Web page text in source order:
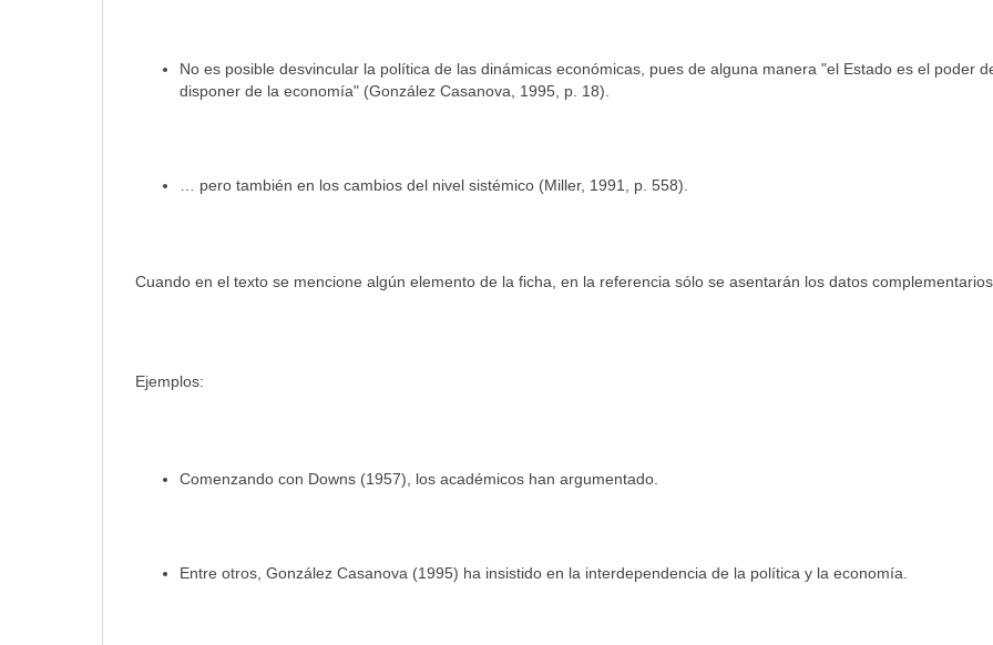
No es posible desvincular la política de las dinámicas económicas, pues de alguna manera "el Estado es el poder
disponer de la economía" (González Casanova, 1995, p. 18).
… pero también en los cambios del nivel sistémico (Miller, 1991, p. 558).
Cuando en el texto se mencione algún elemento de la ficha, en la referencia sólo se asentarán los datos
Ejemplos:
Comenzando con Downs (1957), los académicos han argumentado.
Entre otros, González Casanova (1995) ha insistido en la interdependencia de la política y la economía.